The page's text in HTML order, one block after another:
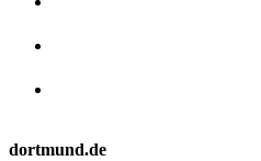
dortmund.de